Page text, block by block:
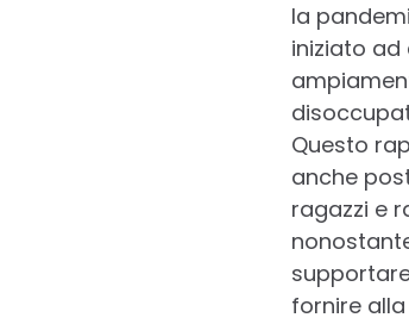
la
iniziato
Questo
anche
ragazzi e
fornire